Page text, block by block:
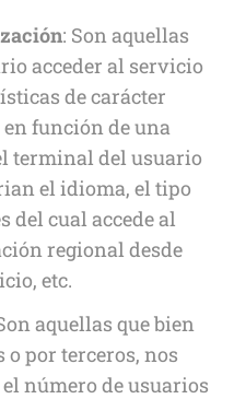
: Son aquellas
acceder al servicio
de carácter
función de una
terminal del usuario
el idioma, el tipo
del cual accede al
regional desde
etc.
aquellas que bien
por terceros, nos
número de usuarios